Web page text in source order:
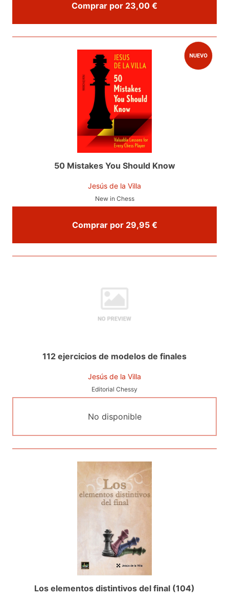
Comprar por 23,00 €
50 Mistakes You Should Know
Jesús de la Villa
New in Chess
Comprar por 29,95 €
112 ejercicios de modelos de finales
Jesús de la Villa
Editorial Chessy
No disponible
Los elementos distintivos del final (104)